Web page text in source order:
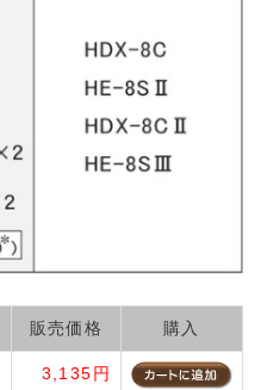
販売価格 購入
3,135円